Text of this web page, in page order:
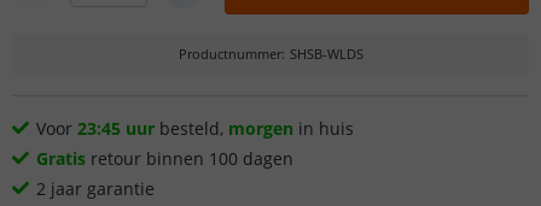
Productnummer: SHSB-WLDS
Voor 23:45 uur besteld, morgen in huis
Gratis retour binnen 100 dagen
2 jaar garantie